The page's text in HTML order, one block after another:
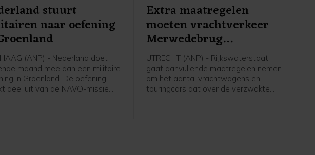
stuurt
naar oefening
(ANP) - Nederland doet
maand mee aan een militaire
in Groenland. De oefening
deel uit van de NAVO-missie
Extra maatregelen
moeten vrachtverkeer
Merwedebrug
terugdringen
UTRECHT (ANP) - Rijkswaterstaat
gaat aanvullende maatregelen nemen
om het aantal vrachtwagens en
touringcars dat over de verzwakte